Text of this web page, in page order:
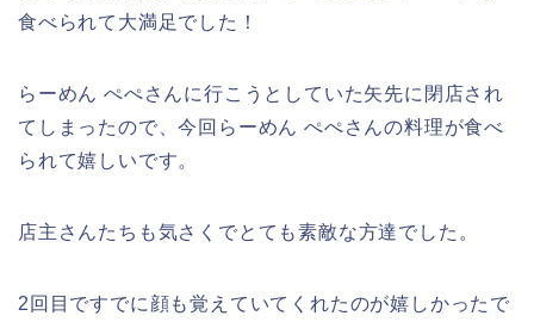
食べられて大満足でした！
らーめん ぺぺさんに行こうとしていた矢先に閉店され
てしまったので、今回らーめん ぺぺさんの料理が食べ
られて嬉しいです。
店主さんたちも気さくでとても素敵な方達でした。
2回目ですでに顔も覚えていてくれたのが嬉しかったで